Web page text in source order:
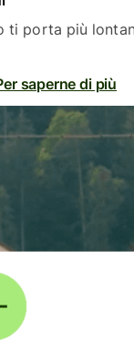
ti porta più
saperne di più